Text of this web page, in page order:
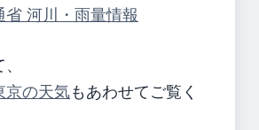
省 河川・雨量情報
京の天気もあわせてご覧く